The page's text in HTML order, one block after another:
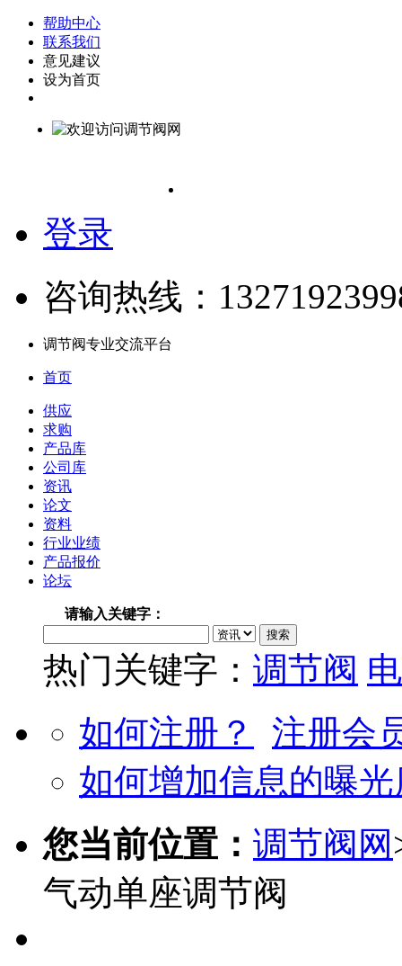
帮助中心
联系我们
意见建议
设为首页
登录
咨询热线：
调节阀专业交流平台
首页
供应
求购
产品库
公司库
资讯
论文
资料
行业业绩
产品报价
论坛
请输入关键字：
热门关键字： 调节阀
如何注册？
注册会
如何增加信息的曝
您当前位置： 调节阀网
气动单座调节阀